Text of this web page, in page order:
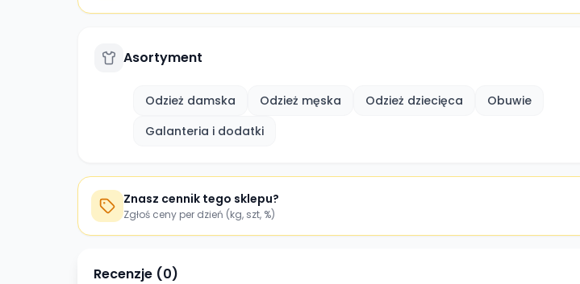
Asortyment
Odzież damska Odzież męska Odzież dziecięca
Obuwie
Galanteria i dodatki
Znasz cennik tego sklepu?
Zgłoś ceny per dzień (kg, szt, %)
Recenzje (0)